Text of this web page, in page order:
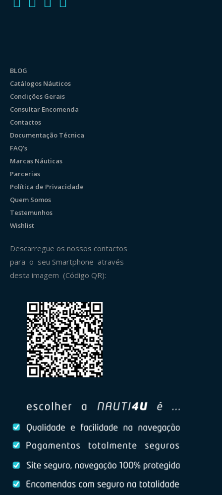
BLOG
Catálogos Náuticos
Condições Gerais
Consultar Encomenda
Contactos
Documentação Técnica
FAQ’s
Marcas Náuticas
Parcerias
Política de Privacidade
Quem Somos
Testemunhos
Wishlist
Descarregue os nossos contactos
para o seu Smartphone através
desta imagem (Código QR):